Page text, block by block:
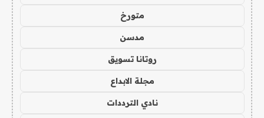
متورخ
مدسن
روتانا تسويق
مجلة الابداع
نادي الترددات